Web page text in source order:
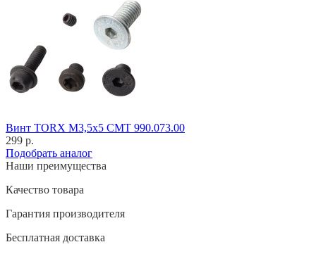
Винт TORX M3,5x5 CMT 990.073.00
299 р.
Подобрать аналог
Наши преимущества
Качество товара
Гарантия производителя
Бесплатная доставка